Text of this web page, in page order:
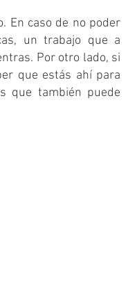
En caso de no poder
un trabajo que a
Por otro lado, si
que estás ahí para
que también puede